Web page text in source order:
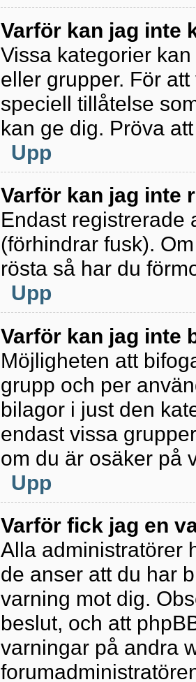
Varför kan jag inte
Vissa kategorier
eller grupper. För
speciell tillåtelse
kan ge dig. Pröva
Upp
Varför kan jag inte
Endast registrerade
(förhindrar fusk).
rösta så har du
Upp
Varför kan jag inte
Möjligheten att
grupp och per
bilagor i just den
endast vissa
om du är osäker på
Upp
Varför fick jag en
Alla administratörer
de anser att du har
varning mot dig.
beslut, och att
varningar på andra